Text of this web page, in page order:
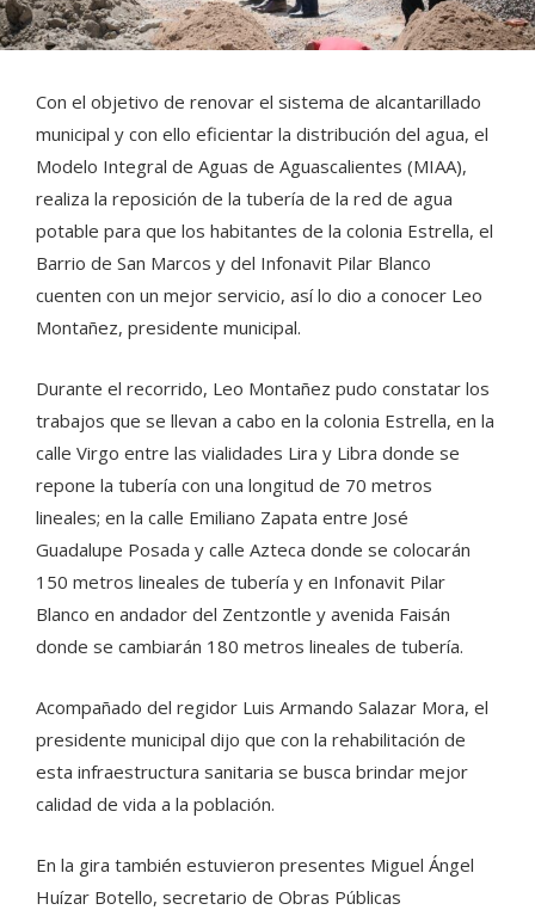
Con el objetivo de renovar el sistema de alcantarillado
municipal y con ello eficientar la distribución del agua, el
Modelo Integral de Aguas de Aguascalientes (MIAA),
realiza la reposición de la tubería de la red de agua
potable para que los habitantes de la colonia Estrella, el
Barrio de San Marcos y del Infonavit Pilar Blanco
cuenten con un mejor servicio, así lo dio a conocer Leo
Montañez, presidente municipal.
Durante el recorrido, Leo Montañez pudo constatar los
trabajos que se llevan a cabo en la colonia Estrella, en la
calle Virgo entre las vialidades Lira y Libra donde se
repone la tubería con una longitud de 70 metros
lineales; en la calle Emiliano Zapata entre José
Guadalupe Posada y calle Azteca donde se colocarán
150 metros lineales de tubería y en Infonavit Pilar
Blanco en andador del Zentzontle y avenida Faisán
donde se cambiarán 180 metros lineales de tubería.
Acompañado del regidor Luis Armando Salazar Mora, el
presidente municipal dijo que con la rehabilitación de
esta infraestructura sanitaria se busca brindar mejor
calidad de vida a la población.
En la gira también estuvieron presentes Miguel Ángel
Huízar Botello, secretario de Obras Públicas